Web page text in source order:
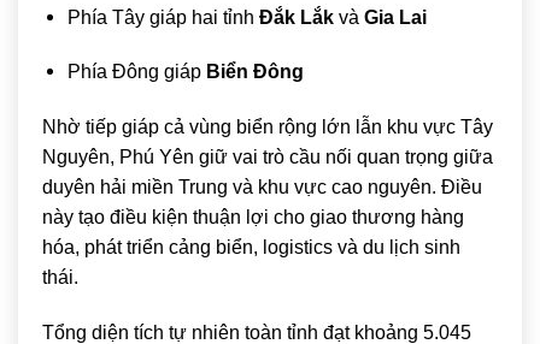
Phía Tây giáp hai tỉnh Đắk Lắkvà Gia Lai
Phía Đông giáp Biển Đông
Nhờ tiếp giáp cả vùng biển rộng lớn lẫn khu vực Tây
Nguyên, Phú Yên giữ vai trò cầu nối quan trọng giữa
duyên hải miền Trung và khu vực cao nguyên. Điều
này tạo điều kiện thuận lợi cho giao thương hàng
hóa, phát triển cảng biển, logistics và du lịch sinh
thái.
Tổng diện tích tự nhiên toàn tỉnh đạt khoảng 5.045